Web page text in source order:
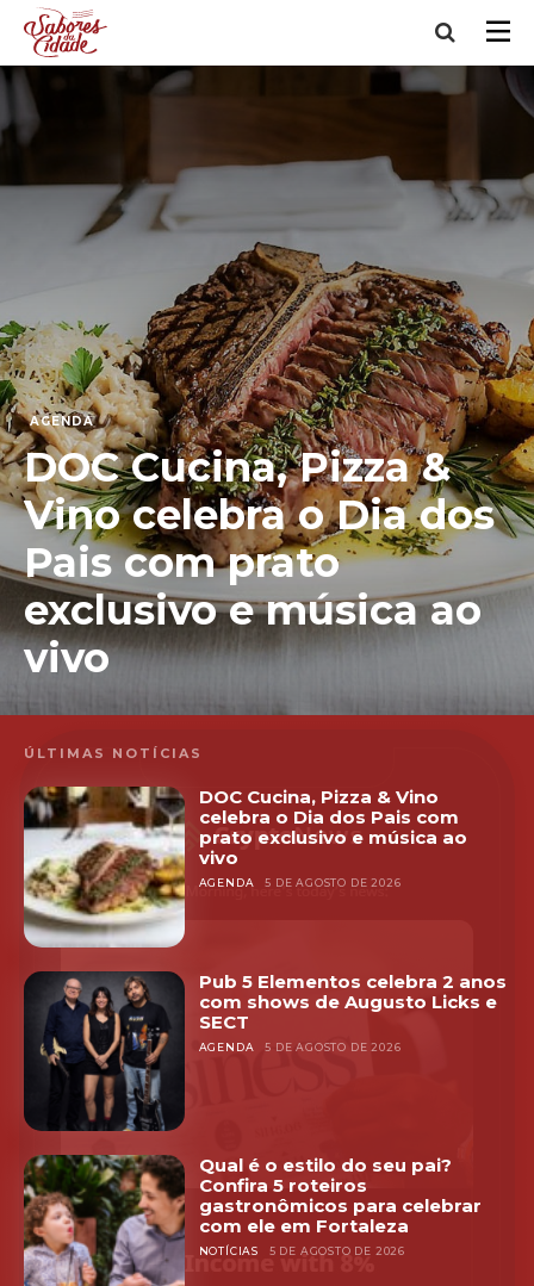
AGENDA
DOC Cucina, Pizza &
Vino celebra o Dia dos
Pais com prato
exclusivo e música ao
vivo
ÚLTIMAS NOTÍCIAS
DOC Cucina, Pizza & Vino
celebra o Dia dos Pais com
prato exclusivo e música ao
vivo
AGENDA 5 DE AGOSTO DE 2026
Pub 5 Elementos celebra 2 anos
com shows de Augusto Licks e
SECT
AGENDA 5 DE AGOSTO DE 2026
Qual é o estilo do seu pai?
Confira 5 roteiros
gastronômicos para celebrar
com ele em Fortaleza
NOTÍCIAS 5 DE AGOSTO DE 2026